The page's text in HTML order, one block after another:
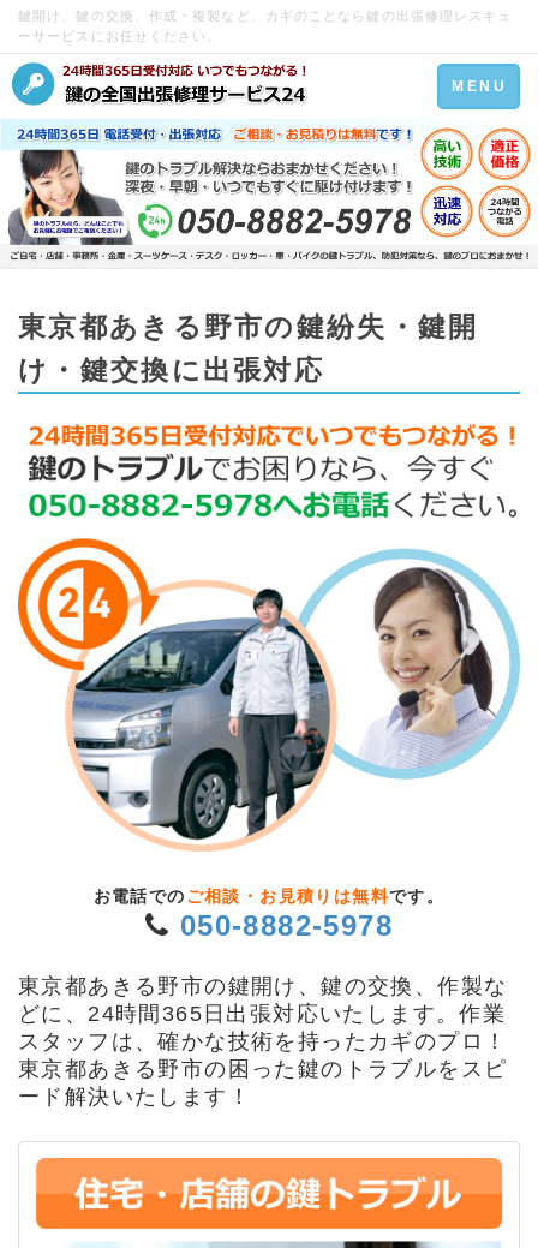
鍵開け、鍵の交換、作成・複製など、カギのことなら鍵の出張修理レスキュ
ーサービスにお任せください。
Toggle
navigation
MENU
東京都あきる野市の鍵紛失・鍵開
け・鍵交換に出張対応
お電話での ご相談・お見積りは無料です。
050-8882-5978
東京都あきる野市の鍵開け、鍵の交換、作製な
どに、24時間365日出張対応いたします。作業
スタッフは、確かな技術を持ったカギのプロ！
東京都あきる野市の困った鍵のトラブルをスピ
ード解決いたします！